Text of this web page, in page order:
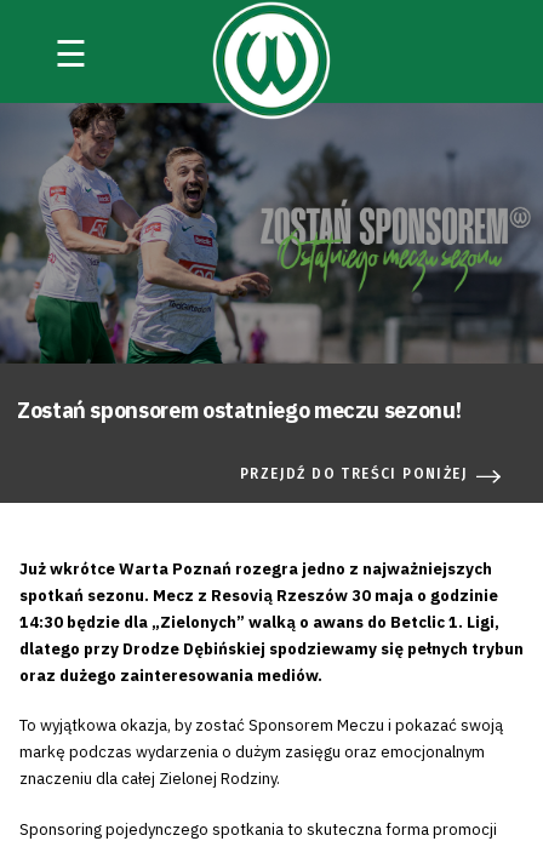
☰
Zostań sponsorem ostatniego meczu sezonu!
PRZEJDŹ DO TREŚCI PONIŻEJ
Już wkrótce Warta Poznań rozegra jedno z najważniejszych
spotkań sezonu. Mecz z Resovią Rzeszów 30 maja o godzinie
14:30 będzie dla „Zielonych” walką o awans do Betclic 1. Ligi,
dlatego przy Drodze Dębińskiej spodziewamy się pełnych trybun
oraz dużego zainteresowania mediów.
To wyjątkowa okazja, by zostać Sponsorem Meczu i pokazać swoją
markę podczas wydarzenia o dużym zasięgu oraz emocjonalnym
znaczeniu dla całej Zielonej Rodziny.
Sponsoring pojedynczego spotkania to skuteczna forma promocji